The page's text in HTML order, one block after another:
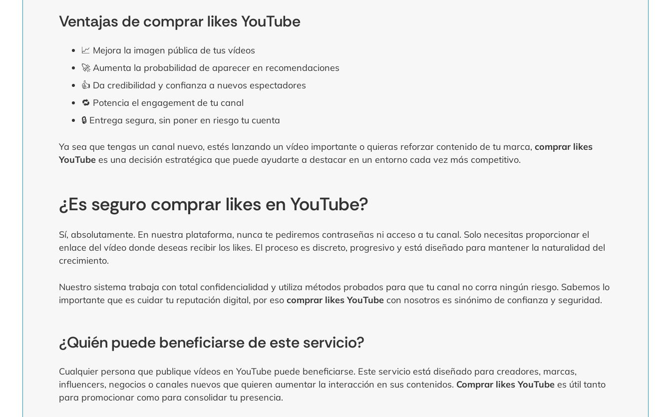
Ventajas de comprar likes YouTube
📈 Mejora la imagen pública de tus vídeos
🚀 Aumenta la probabilidad de aparecer en recomendaciones
👍 Da credibilidad y confianza a nuevos espectadores
🔁 Potencia el engagement de tu canal
🔒 Entrega segura, sin poner en riesgo tu cuenta
Ya sea que tengas un canal nuevo, estés lanzando un vídeo importante o quieras reforzar contenido de tu marca, comprar likes
YouTube es una decisión estratégica que puede ayudarte a destacar en un entorno cada vez más competitivo.
¿Es seguro comprar likes en YouTube?
Sí, absolutamente. En nuestra plataforma, nunca te pediremos contraseñas ni acceso a tu canal. Solo necesitas proporcionar el
enlace del vídeo donde deseas recibir los likes. El proceso es discreto, progresivo y está diseñado para mantener la naturalidad del
crecimiento.
Nuestro sistema trabaja con total confidencialidad y utiliza métodos probados para que tu canal no corra ningún riesgo. Sabemos lo
importante que es cuidar tu reputación digital, por eso comprar likes YouTube con nosotros es sinónimo de confianza y seguridad.
¿Quién puede beneficiarse de este servicio?
Cualquier persona que publique vídeos en YouTube puede beneficiarse. Este servicio está diseñado para creadores, marcas,
influencers, negocios o canales nuevos que quieren aumentar la interacción en sus contenidos. Comprar likes YouTube es útil tanto
para promocionar como para consolidar tu presencia.